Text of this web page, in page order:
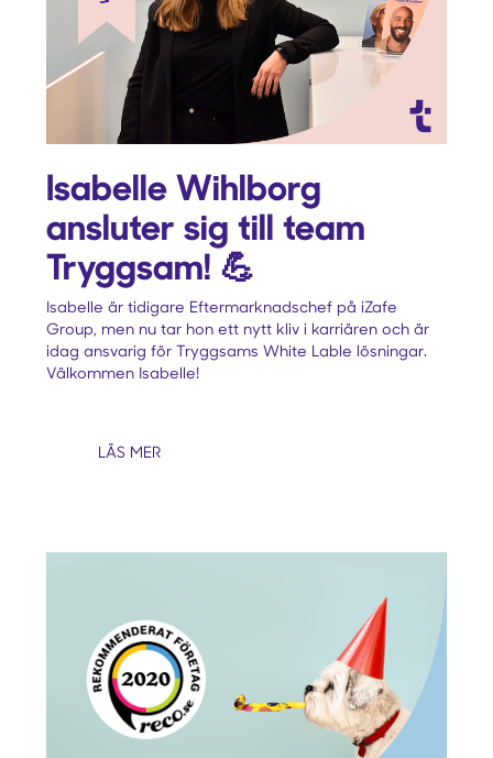
Isabelle Wihlborg
ansluter sig till team
Tryggsam! 💪
Isabelle är tidigare Eftermarknadschef på iZafe
Group, men nu tar hon ett nytt kliv i karriären och är
idag ansvarig för Tryggsams White Lable lösningar.
Välkommen Isabelle!
LÄS MER